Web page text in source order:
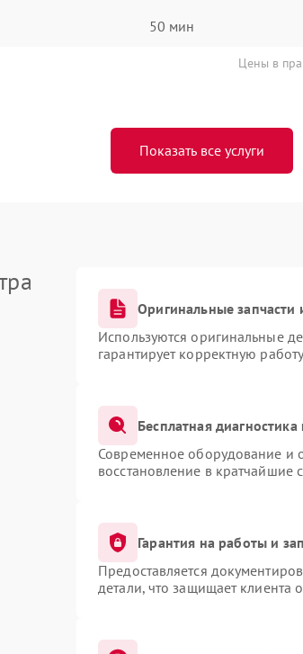
50 мин
Цены в
Показать все услуги
Оригинальные
Используются оригинальные
гарантирует корректную
Бесплатная
Современное оборудование и
восстановление в кратчайшие
Гарантия на работы и
Предоставляется
детали, что защищает клиента